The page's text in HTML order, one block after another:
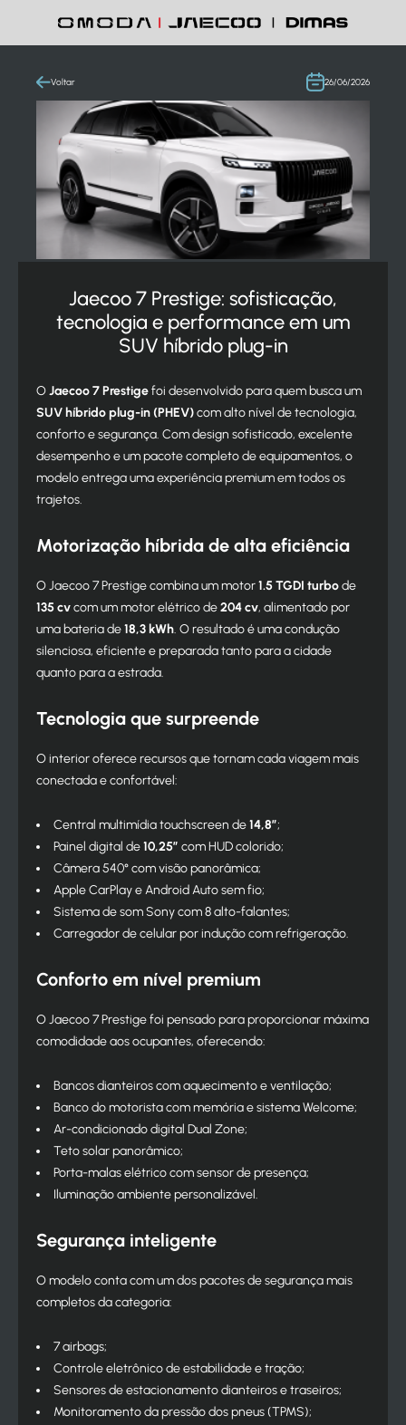
Voltar 26/06/2026
Jaecoo 7 Prestige: sofisticação,
tecnologia e performance em um
SUV híbrido plug-in
OJaecoo 7 Prestigefoi desenvolvido para quem busca um
SUV híbrido plug-in (PHEV)com alto nível de tecnologia,
conforto e segurança. Com design sofisticado, excelente
desempenho e um pacote completo de equipamentos, o
modelo entrega uma experiência premium em todos os
trajetos.
Motorização híbrida de alta eficiência
O Jaecoo 7 Prestige combina um motor1.5 TGDI turbode
135 cvcom um motor elétrico de204 cv, alimentado por
uma bateria de18,3 kWh. O resultado é uma condução
silenciosa, eficiente e preparada tanto para a cidade
quanto para a estrada.
Tecnologia que surpreende
O interior oferece recursos que tornam cada viagem mais
conectada e confortável:
Central multimídia touchscreen de14,8″;
Painel digital de10,25″ com HUD colorido;
Câmera 540° com visão panorâmica;
Apple CarPlay e Android Auto sem fio;
Sistema de som Sony com 8 alto-falantes;
Carregador de celular por indução com refrigeração.
Conforto em nível premium
O Jaecoo 7 Prestige foi pensado para proporcionar máxima
comodidade aos ocupantes, oferecendo:
Bancos dianteiros com aquecimento e ventilação;
Banco do motorista com memória e sistema Welcome;
Ar-condicionado digital Dual Zone;
Teto solar panorâmico;
Porta-malas elétrico com sensor de presença;
Iluminação ambiente personalizável.
Segurança inteligente
O modelo conta com um dos pacotes de segurança mais
completos da categoria:
7 airbags;
Controle eletrônico de estabilidade e tração;
Sensores de estacionamento dianteiros e traseiros;
Monitoramento da pressão dos pneus (TPMS);